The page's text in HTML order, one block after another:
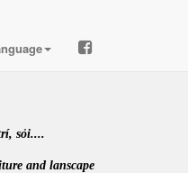
sỏi....
and lanscape